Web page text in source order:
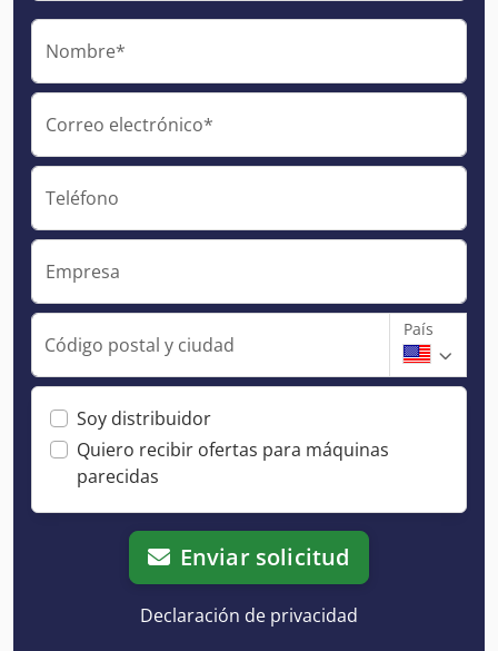
Nombre*
Correo electrónico*
Teléfono
Empresa
Código postal y ciudad
País
Soy distribuidor
Quiero recibir ofertas para máquinas
parecidas
Enviar solicitud
Declaración de privacidad